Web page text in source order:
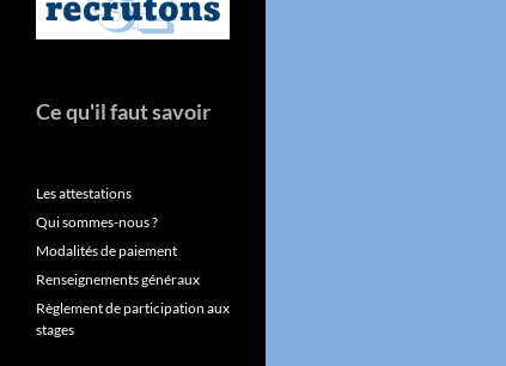
Ce qu'il faut savoir
Les attestations
Qui sommes-nous ?
Modalités de paiement
Renseignements généraux
Règlement de participation aux
stages